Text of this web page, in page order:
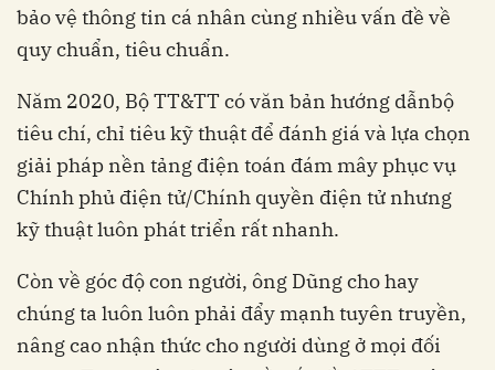
bảo vệ thông tin cá nhân cùng nhiều vấn đề về
quy chuẩn, tiêu chuẩn.
Năm 2020, Bộ TT&TT có văn bản hướng dẫnbộ
tiêu chí, chỉ tiêu kỹ thuật để đánh giá và lựa chọn
giải pháp nền tảng điện toán đám mây phục vụ
Chính phủ điện tử/Chính quyền điện tử nhưng
kỹ thuật luôn phát triển rất nhanh.
Còn về góc độ con người, ông Dũng cho hay
chúng ta luôn luôn phải đẩy mạnh tuyên truyền,
nâng cao nhận thức cho người dùng ở mọi đối